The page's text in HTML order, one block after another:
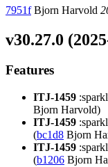
7951fBjorn Harvold
v30.27.0
Features
ITJ-1459
Bjorn Harvold)
ITJ-1459
(bc1d8 Bjorn
ITJ-1459
(b1206 Bjorn